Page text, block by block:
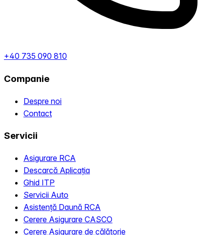
+40 735 090 810
Companie
Despre noi
Contact
Servicii
Asigurare RCA
Descarcă Aplicația
Ghid ITP
Servicii Auto
Asistență Daună RCA
Cerere Asigurare CASCO
Cerere Asigurare de călătorie